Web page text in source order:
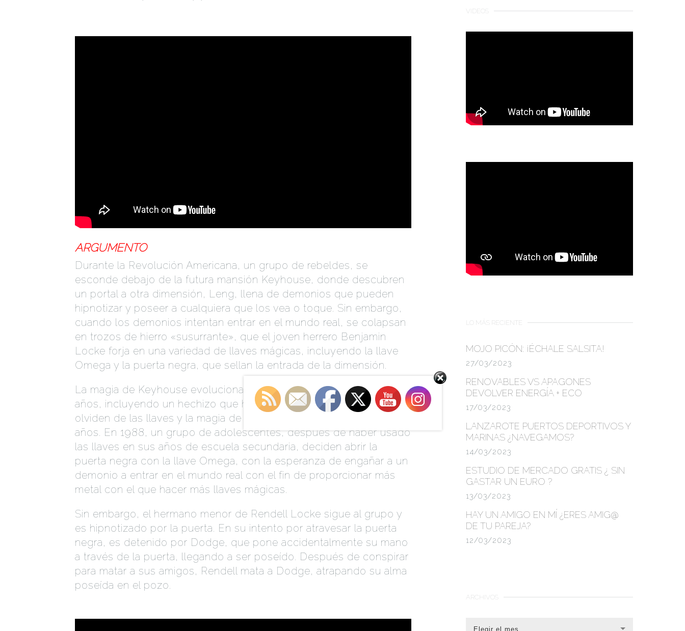
ARGUMENTO
Durante la Revolución Americana, un grupo de rebeldes, se
esconde debajo de la futura mansión Keyhouse, donde descubren
un portal a otra dimensión, Leng, llena de demonios que pueden
hipnotizar y poseer a cualquiera que los vea o toque. Sin embargo,
cuando los demonios intentan entrar en el mundo real, se colapsan
en trozos de hierro «susurrante», que el joven herrero Benjamin
Locke forja en una variedad de llaves mágicas, incluyendo la llave
Omega y la puerta negra, que sellan la entrada de la dimensión.
La magia de Keyhouse evoluciona gradualmente a lo largo de los
años, incluyendo un hechizo que hace que los ocupantes se
olviden de las llaves y la magia de la casa cuando cumplen los 18
años. En 1988, un grupo de adolescentes, después de haber usado
las llaves en sus años de escuela secundaria, deciden abrir la
puerta negra con la llave Omega, con la esperanza de engañar a un
demonio a entrar en el mundo real con el fin de proporcionar más
metal con el que hacer más llaves mágicas.
Sin embargo, el hermano menor de Rendell Locke sigue al grupo y
es hipnotizado por la puerta. En su intento por atravesar la puerta
negra, es detenido por Dodge, que pone accidentalmente su mano
a través de la puerta, llegando a ser poseído. Después de conspirar
para matar a sus amigos, Rendell mata a Dodge, atrapando su alma
poseída en el pozo.
VIDEOS
LO MÁS RECIENTE
MOJO PICÓN: ¡ÉCHALE SALSITA!
27/03/2023
RENOVABLES VS APAGONES
DEVOLVER ENERGÍA + ECO
17/03/2023
LANZAROTE PUERTOS DEPORTIVOS Y
MARINAS¿NAVEGAMOS?
14/03/2023
ESTUDIO DE MERCADO GRATIS ¿ SIN
GASTAR UN EURO ?
13/03/2023
HAY UN AMIGO EN MÍ ¿ERES AMIG@
DE TU PAREJA?
12/03/2023
ARCHIVOS
Elegir el mes
Set Youtube Channel ID